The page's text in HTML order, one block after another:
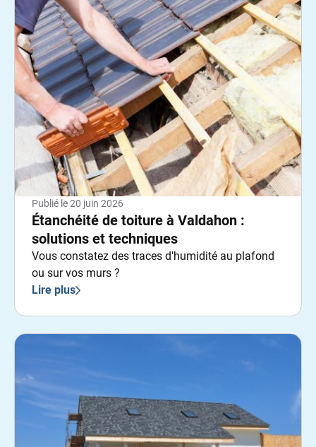
Publié le20 juin 2026
Étanchéité de toiture à Valdahon :
solutions et techniques
Vous constatez des traces d'humidité au plafond
ou sur vos murs ?
Lire plus